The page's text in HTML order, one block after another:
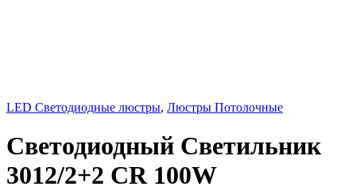
LED Светодиодные люстры, Люстры Потолочные
Светодиодный Светильник
3012/2+2 CR 100W